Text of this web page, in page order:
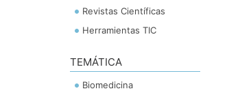
Revistas Científicas
Herramientas TIC
TEMÁTICA
Biomedicina